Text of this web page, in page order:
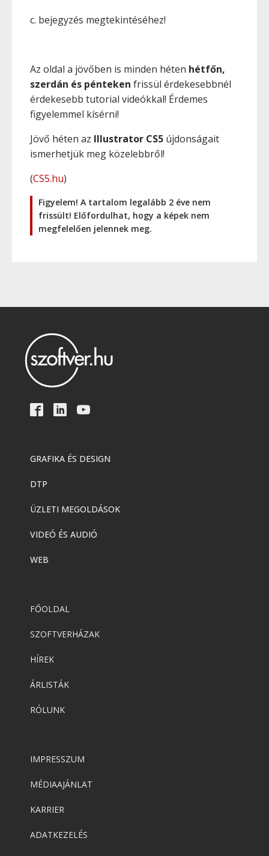
c. bejegyzés megtekintéséhez!
Az oldal a jövőben is minden héten hétfőn,
szerdán és pénteken frissül érdekesebbnél
érdekesebb tutorial videókkal! Érdemes
figyelemmel kísérni!
Jövő héten az Illustrator CS5 újdonságait
ismerhetjük meg közelebbről!
(CS5.hu)
Figyelem! A tartalom legalább 2 éve nem
frissült! Előfordulhat, hogy a képek nem
megfelelően jelennek meg.
GRAFIKA ÉS DESIGN
DTP
ÜZLETI MEGOLDÁSOK
VIDEÓ ÉS AUDIÓ
WEB
FŐOLDAL
SZOFTVERHÁZAK
HÍREK
ÁRLISTÁK
RÓLUNK
IMPRESSZUM
MÉDIAAJÁNLAT
KARRIER
ADATKEZELÉS